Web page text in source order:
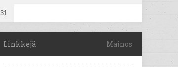
31
Linkkejä Mainos